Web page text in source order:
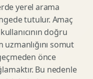
yerel arama
tutulur. Amaç
doğru
uzmanlığını somut
önce
Bu nedenle